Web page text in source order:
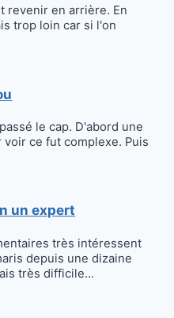
revenir en arrière. En
trop loin car si l'on
le cap. D'abord une
ce fut complexe. Puis
un expert
très intéressent
depuis une dizaine
très difficile…